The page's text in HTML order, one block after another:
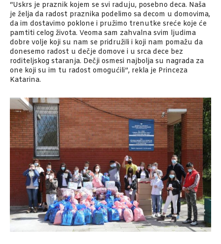
“Uskrs je praznik kojem se svi raduju, posebno deca. Naša
je želja da radost praznika podelimo sa decom u domovima,
da im dostavimo poklone i pružimo trenutke sreće koje će
pamtiti celog života. Veoma sam zahvalna svim ljudima
dobre volje koji su nam se pridružili i koji nam pomažu da
donesemo radost u dečje domove i u srca dece bez
roditeljskog staranja. Dečji osmesi najbolja su nagrada za
one koji su im tu radost omogućili”, rekla je Princeza
Katarina.